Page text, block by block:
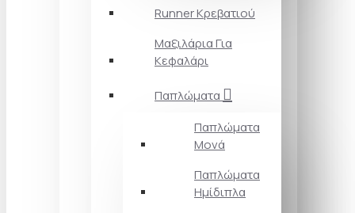
Runner Κρεβατιού
Μαξιλάρια Για
Κεφαλάρι
Παπλώματα
Παπλώματα
Μονά
Παπλώματα
Ημίδιπλα